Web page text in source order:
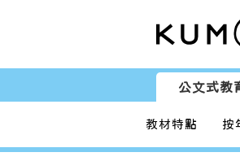
公文式教
教材特點 按